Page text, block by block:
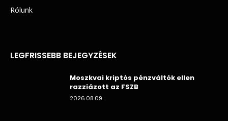
Rólunk
LEGFRISSEBB BEJEGYZÉSEK
Moszkvai kriptós pénzváltók ellen
razziázott az FSZB
2026.08.09.